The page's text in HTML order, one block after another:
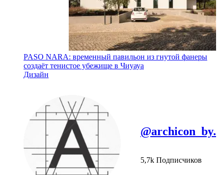
PASO NARA: временный павильон из гнутой фанеры
создаёт тенистое убежище в Чиуауа
Дизайн
@archicon_by.
5,7k Подписчиков